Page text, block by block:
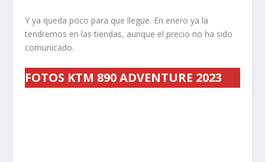
Y ya queda poco para que llegue. En enero ya la
tendremos en las tiendas, aunque el precio no ha sido
comunicado.
FOTOS KTM 890 ADVENTURE 2023